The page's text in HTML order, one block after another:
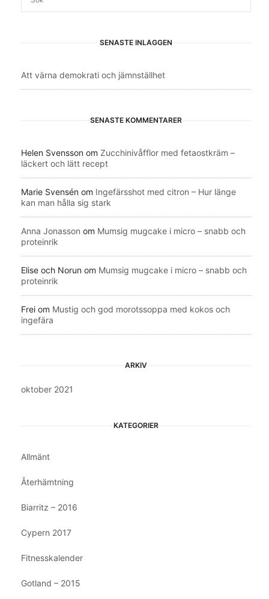
SENASTE INLÄGGEN
Att värna demokrati och jämnställhet
SENASTE KOMMENTARER
Helen Svensson om Zucchinivåfflor med fetaostkräm –
läckert och lätt recept
Marie Svensén om Ingefärsshot med citron – Hur länge
kan man hålla sig stark
Anna Jonasson om Mumsig mugcake i micro – snabb och
proteinrik
Elise och Norun om Mumsig mugcake i micro – snabb och
proteinrik
Frei om Mustig och god morotssoppa med kokos och
ingefära
ARKIV
oktober 2021
KATEGORIER
Allmänt
Återhämtning
Biarritz – 2016
Cypern 2017
Fitnesskalender
Gotland – 2015